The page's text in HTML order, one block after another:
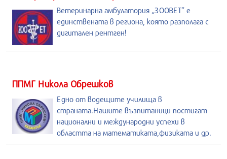
Ветеринарна амбулатория „ЗООВЕТ” е
единствената в региона, която разполага с
дигитален рентген!
ППМГ Никола Обрешков
Едно от водещите училища в
страната.Нашите възпитаници постигат
национални и международни успехи в
областта на математиката,физиката и др.